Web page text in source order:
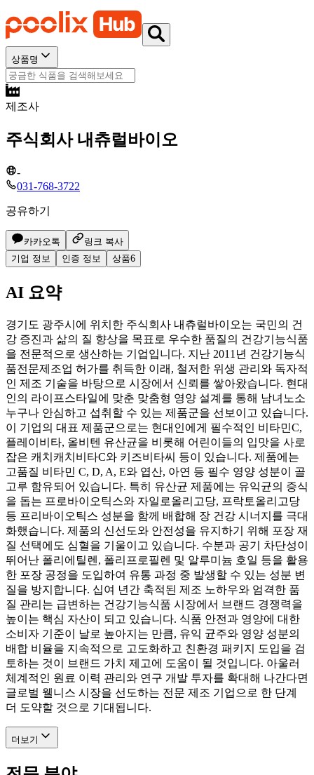
상품명
제조사
주식회사 내츄럴바이오
-
031-768-3722
공유하기
카카오톡
링크 복사
기업 정보
인증 정보 상품6
AI 요약
경기도 광주시에 위치한 주식회사 내츄럴바이오는 국민의 건
강 증진과 삶의 질 향상을 목표로 우수한 품질의 건강기능식품
을 전문적으로 생산하는 기업입니다. 지난 2011년 건강기능식
품전문제조업 허가를 취득한 이래, 철저한 위생 관리와 독자적
인 제조 기술을 바탕으로 시장에서 신뢰를 쌓아왔습니다. 현대
인의 라이프스타일에 맞춘 맞춤형 영양 설계를 통해 남녀노소
누구나 안심하고 섭취할 수 있는 제품군을 선보이고 있습니다.
이 기업의 대표 제품군으로는 현대인에게 필수적인 비타민C,
플레이비타, 올비텐 유산균을 비롯해 어린이들의 입맛을 사로
잡은 캐치캐치비타C와 키즈비타씨 등이 있습니다. 제품에는
고품질 비타민 C, D, A, E와 엽산, 아연 등 필수 영양 성분이 골
고루 함유되어 있습니다. 특히 유산균 제품에는 유익균의 증식
을 돕는 프로바이오틱스와 자일로올리고당, 프락토올리고당
등 프리바이오틱스 성분을 함께 배합해 장 건강 시너지를 극대
화했습니다. 제품의 신선도와 안전성을 유지하기 위해 포장 재
질 선택에도 심혈을 기울이고 있습니다. 수분과 공기 차단성이
뛰어난 폴리에틸렌, 폴리프로필렌 및 알루미늄 호일 등을 활용
한 포장 공정을 도입하여 유통 과정 중 발생할 수 있는 성분 변
질을 방지합니다. 십여 년간 축적된 제조 노하우와 엄격한 품
질 관리는 급변하는 건강기능식품 시장에서 브랜드 경쟁력을
높이는 핵심 자산이 되고 있습니다. 식품 안전과 영양에 대한
소비자 기준이 날로 높아지는 만큼, 유익 균주와 영양 성분의
배합 비율을 지속적으로 고도화하고 친환경 패키지 도입을 검
토하는 것이 브랜드 가치 제고에 도움이 될 것입니다. 아울러
체계적인 원료 이력 관리와 연구 개발 투자를 확대해 나간다면
글로벌 웰니스 시장을 선도하는 전문 제조 기업으로 한 단계
더 도약할 것으로 기대됩니다.
더보기